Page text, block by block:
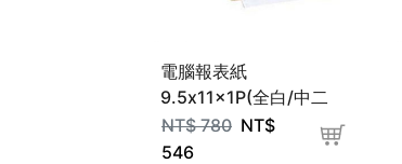
電腦報表紙
9.5x11x1P(全白/中二
刀)
NT$780 NT$
546